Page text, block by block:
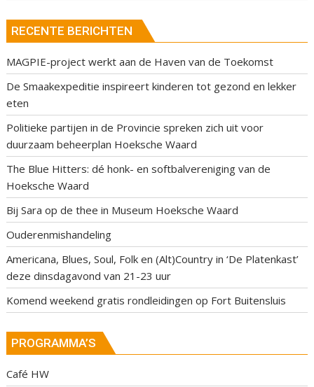
RECENTE BERICHTEN
MAGPIE-project werkt aan de Haven van de Toekomst
De Smaakexpeditie inspireert kinderen tot gezond en lekker
eten
Politieke partijen in de Provincie spreken zich uit voor
duurzaam beheerplan Hoeksche Waard
The Blue Hitters: dé honk- en softbalvereniging van de
Hoeksche Waard
Bij Sara op de thee in Museum Hoeksche Waard
Ouderenmishandeling
Americana, Blues, Soul, Folk en (Alt)Country in ‘De Platenkast’
deze dinsdagavond van 21-23 uur
Komend weekend gratis rondleidingen op Fort Buitensluis
PROGRAMMA’S
Café HW